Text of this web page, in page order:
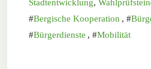
Stadtentwicklung,
Bergische Kooperation ,
Bürgerdienste , Mobilität